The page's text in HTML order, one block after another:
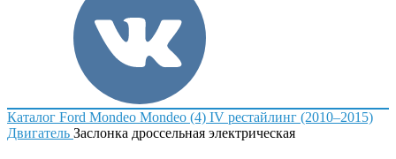
Каталог Ford Mondeo Mondeo (4) IV рестайлинг (2010–2015)
Двигатель Заслонка дроссельная электрическая